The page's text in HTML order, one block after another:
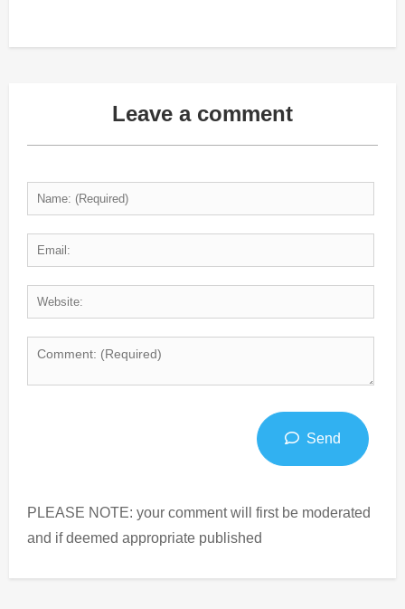
Leave a comment
Send
PLEASE NOTE: your comment will first be moderated
and if deemed appropriate published